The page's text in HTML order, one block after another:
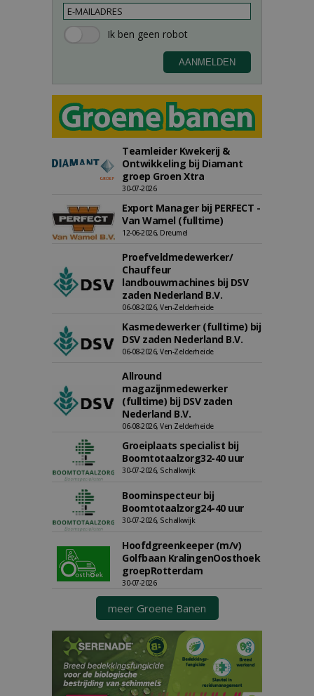
Teamleider Kwekerij &
Ontwikkeling bij Diamant
groep Groen Xtra
30-07-2026
Export Manager bij PERFECT -
Van Wamel (fulltime)
12-06-2026, Dreumel
Proefveldmedewerker/
Chauffeur
landbouwmachines bij DSV
zaden Nederland B.V.
06-08-2026, Ven-Zelderheide
Kasmedewerker (fulltime) bij
DSV zaden Nederland B.V.
06-08-2026, Ven-Zelderheide
Allround
magazijnmedewerker
(fulltime) bij DSV zaden
Nederland B.V.
06-08-2026, Ven Zelderheide
Groeiplaats specialist bij
Boomtotaalzorg32-40 uur
30-07-2026, Schalkwijk
Boominspecteur bij
Boomtotaalzorg24-40 uur
30-07-2026, Schalkwijk
Hoofdgreenkeeper (m/v)
Golfbaan KralingenOosthoek
groepRotterdam
30-07-2026
meer Groene Banen